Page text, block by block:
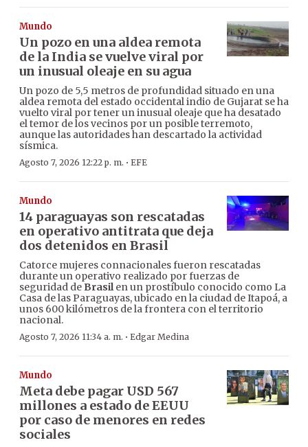
Mundo
Un pozo en una aldea remota
de la India se vuelve viral por
un inusual oleaje en su agua
Un pozo de 5,5 metros de profundidad situado en una
aldea remota del estado occidental indio de Gujarat se ha
vuelto viral por tener un inusual oleaje que ha desatado
el temor de los vecinos por un posible terremoto,
aunque las autoridades han descartado la actividad
sísmica.
Agosto 7, 2026 12:22 p. m. · EFE
Mundo
14 paraguayas son rescatadas
en operativo antitrata que deja
dos detenidos en Brasil
Catorce mujeres connacionales fueron rescatadas
durante un operativo realizado por fuerzas de
seguridad de Brasilen un prostíbulo conocido como La
Casa de las Paraguayas, ubicado en la ciudad de Itapoá, a
unos 600 kilómetros de la frontera con el territorio
nacional.
Agosto 7, 2026 11:34 a. m. · Edgar Medina
Mundo
Meta debe pagar USD 567
millones a estado de EEUU
por caso de menores en redes
sociales